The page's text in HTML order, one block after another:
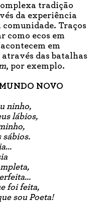
tradição
da experiência
Traços
como ecos em
em
das batalhas
, por exemplo.
NOVO
ninho,
lábios,
sábios.
foi feita,
sou Poeta!